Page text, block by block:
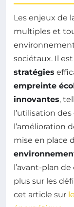
Les enjeux de
multiples et
sociétaux. Il
stratégies
empreinte
innovantes,
l’utilisation des
l’amélioration
mise en place
l’avant-plan
plus sur les
cet article sur